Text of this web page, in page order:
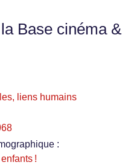
Base cinéma &
liens humains
:
!